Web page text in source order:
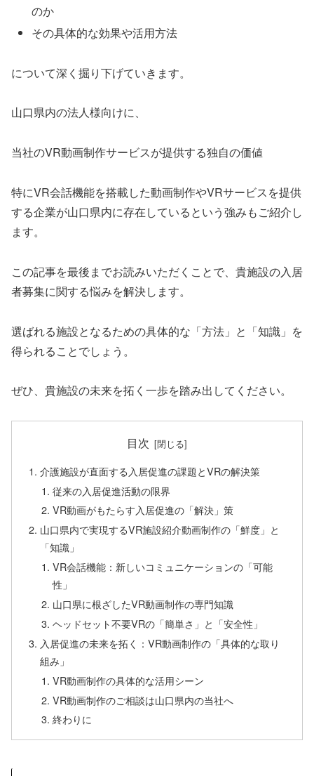
のか
その具体的な効果や活用方法
について深く掘り下げていきます。
山口県内の法人様向けに、
当社のVR動画制作サービスが提供する独自の価値
特にVR会話機能を搭載した動画制作やVRサービスを提供
する企業が山口県内に存在しているという強みもご紹介し
ます。
この記事を最後までお読みいただくことで、貴施設の入居
者募集に関する悩みを解決します。
選ばれる施設となるための具体的な「方法」と「知識」を
得られることでしょう。
ぜひ、貴施設の未来を拓く一歩を踏み出してください。
目次
介護施設が直面する入居促進の課題とVRの解決策
従来の入居促進活動の限界
VR動画がもたらす入居促進の「解決」策
山口県内で実現するVR施設紹介動画制作の「鮮度」と
「知識」
VR会話機能：新しいコミュニケーションの「可能
性」
山口県に根ざしたVR動画制作の専門知識
ヘッドセット不要VRの「簡単さ」と「安全性」
入居促進の未来を拓く：VR動画制作の「具体的な取り
組み」
VR動画制作の具体的な活用シーン
VR動画制作のご相談は山口県内の当社へ
終わりに